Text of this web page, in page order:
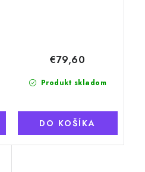
Produkt skladom
€79,60
DO KOŠÍKA